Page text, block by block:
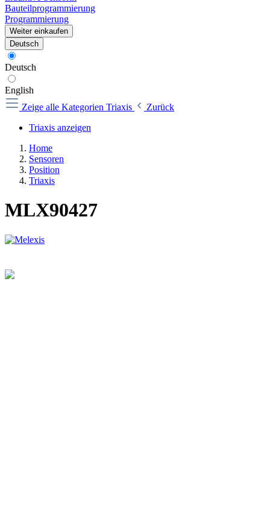
Bauteilprogrammierung
Programmierung
Weiter einkaufen
Deutsch
Deutsch
English
Zeige alle Kategorien Triaxis
Zurück
Triaxis anzeigen
Home
Sensoren
Position
Triaxis
MLX90427